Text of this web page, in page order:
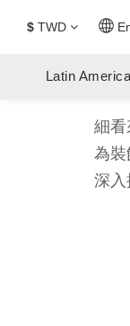
$ TWD
Latin America
細看
為裝
深入